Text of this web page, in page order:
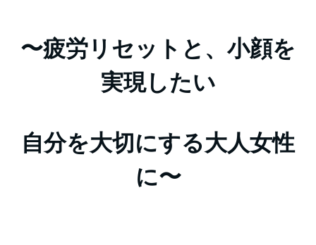
〜疲労リセットと、小顔を
実現したい
自分を大切にする大人女性
に〜